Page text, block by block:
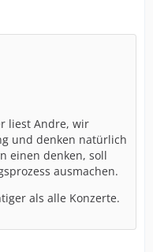
liest Andre, wir
und denken natürlich
einen denken, soll
ausmachen.
als alle Konzerte.